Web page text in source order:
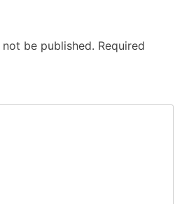
be published. Required